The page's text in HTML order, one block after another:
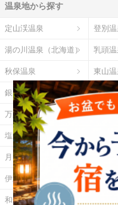
温泉地から探す
定山渓温泉 登別温
湯の川温泉（北海道） 乳頭温
秋保温泉 東山温
銀山温泉 草津
万座温泉 四万
塩原温泉 野沢
月岡温泉 石和
伊東温泉 修善
和倉温泉